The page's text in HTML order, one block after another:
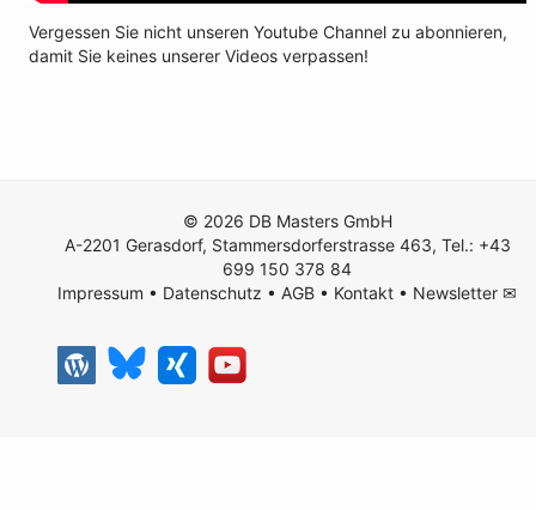
Vergessen Sie nicht unseren Youtube Channel zu abonnieren,
damit Sie keines unserer Videos verpassen!
© 2026 DB Masters GmbH
A-2201 Gerasdorf, Stammersdorferstrasse 463, Tel.: +43
699 150 378 84
Impressum • Datenschutz • AGB • Kontakt • Newsletter ✉